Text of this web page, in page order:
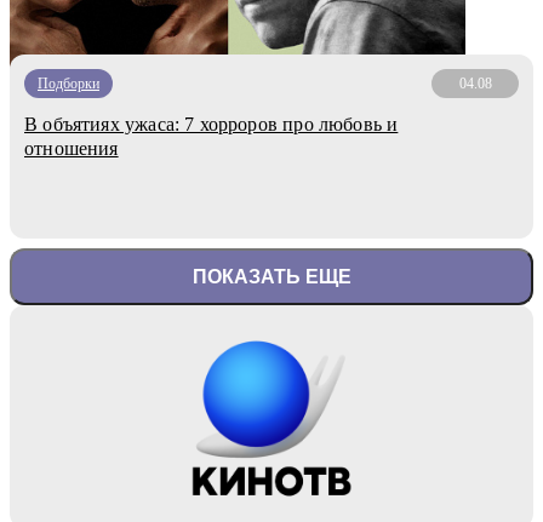
Подборки 04.08
В объятиях ужаса: 7 хорроров про любовь и
отношения
ПОКАЗАТЬ ЕЩЕ